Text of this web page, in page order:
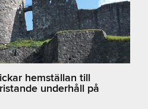
hemställan till
underhåll på